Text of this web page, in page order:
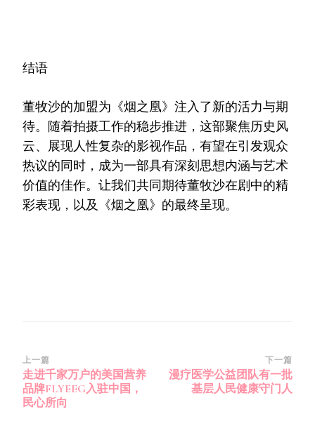
结语
董牧沙的加盟为《烟之凰》注入了新的活力与期
待。随着拍摄工作的稳步推进，这部聚焦历史风
云、展现人性复杂的影视作品，有望在引发观众
热议的同时，成为一部具有深刻思想内涵与艺术
价值的佳作。让我们共同期待董牧沙在剧中的精
彩表现，以及《烟之凰》的最终呈现。
博
文
导
上一篇
走进千家万户的美国营养
品牌FLYEEG入驻中国，
民心所向
下一篇
漫疗医学公益团队有一批
基层人民健康守门人